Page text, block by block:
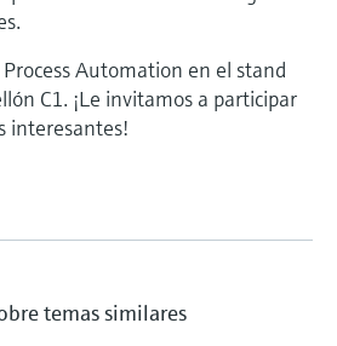
Automation en el stand
C1. ¡Le invitamos a participar
interesantes!
temas similares